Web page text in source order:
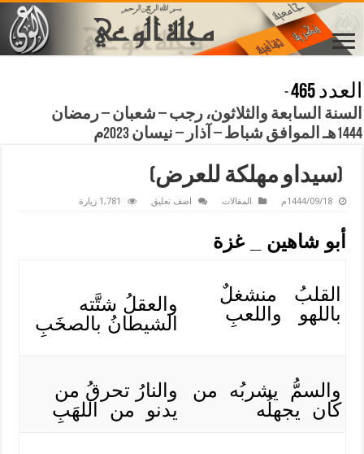
العدد 465
-
السنة السابعة والثلاثون، رجب – شعبان – رمضان
1444هـ الموافق شباط – آذار – نيسان 2023م
(سيداو مهلكة للعرض)
1444/09/18م المقالات اضف تعليق 1,781 زيارة
أبو شاهين _ غزة
القلبُ منشغلٌ
باللهو واللعبِ
والعقلُ شتَّته
الشيطانُ بالصخَبِ
والسمُّ يشربُه من
كان يجهلُه
والنارُ تحرقُ من
يدنو من اللهَبِ